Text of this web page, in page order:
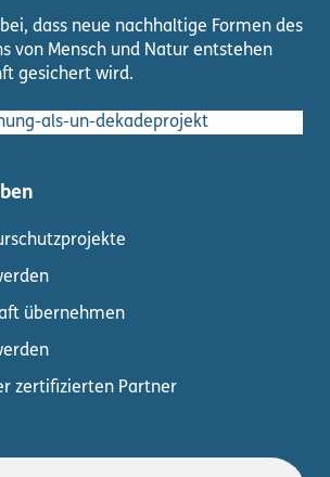
dass neue nachhaltige Formen des
von Mensch und Natur entstehen
gesichert wird.
übernehmen
zertifizierten Partner